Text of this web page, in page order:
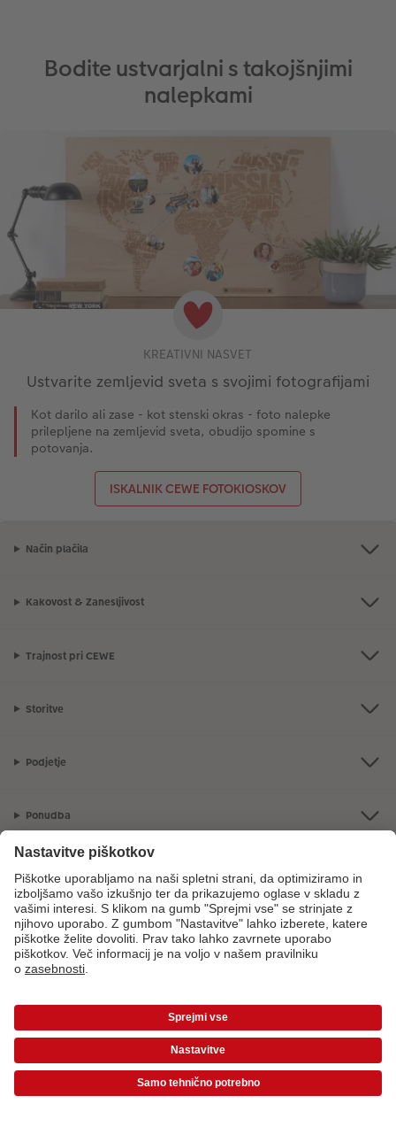
Bodite ustvarjalni s takojšnjimi
nalepkami
KREATIVNI NASVET
Ustvarite zemljevid sveta s svojimi fotografijami
Kot darilo ali zase - kot stenski okras - foto nalepke
prilepljene na zemljevid sveta, obudijo spomine s
potovanja.
ISKALNIK CEWE FOTOKIOSKOV
Način plačila
Kakovost & Zanesljivost
Trajnost pri CEWE
Storitve
Podjetje
Ponudba
V primeru vprašanj glede naših storitev ali vašega naročila, nas pokličite
na sledečo telefonsko številko:
08 205 91 91
od ponedeljka do petka: 8:00
– 17:00
*Cene so priporočene potrošniške cene in vključujejo DDV. Cene ne vključujejo